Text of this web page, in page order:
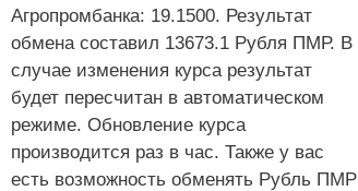
Агропромбанка: 19.1500. Результат
обмена составил 13673.1 Рубля ПМР. В
случае изменения курса результат
будет пересчитан в автоматическом
режиме. Обновление курса
производится раз в час. Также у вас
есть возможность обменять Рубль ПМР